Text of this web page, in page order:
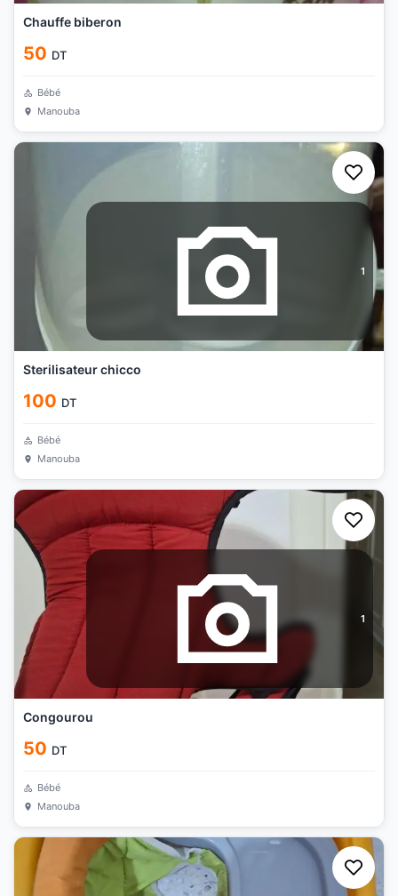
Chauffe biberon
50 DT
Bébé
Manouba
1
Sterilisateur chicco
100 DT
Bébé
Manouba
1
Congourou
50 DT
Bébé
Manouba